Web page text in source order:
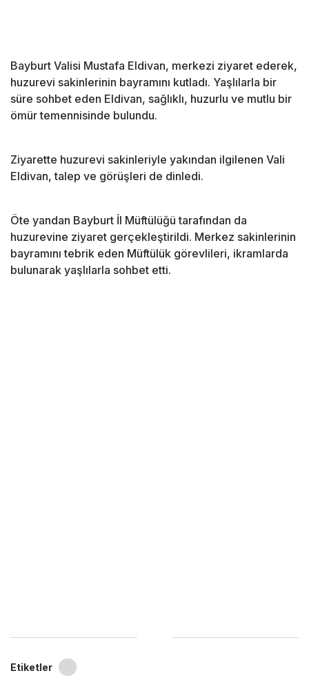
Bayburt Valisi Mustafa Eldivan, merkezi ziyaret ederek,
huzurevi sakinlerinin bayramını kutladı. Yaşlılarla bir
süre sohbet eden Eldivan, sağlıklı, huzurlu ve mutlu bir
ömür temennisinde bulundu.
Ziyarette huzurevi sakinleriyle yakından ilgilenen Vali
Eldivan, talep ve görüşleri de dinledi.
Öte yandan Bayburt İl Müftülüğü tarafından da
huzurevine ziyaret gerçekleştirildi. Merkez sakinlerinin
bayramını tebrik eden Müftülük görevlileri, ikramlarda
bulunarak yaşlılarla sohbet etti.
Etiketler